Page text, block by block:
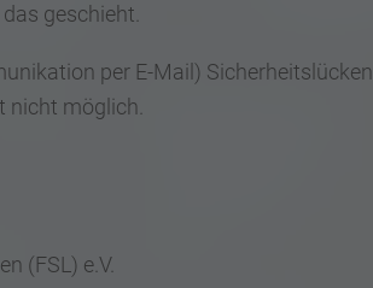
geschieht.
per E-Mail) Sicherheitslücken
nicht möglich.
(FSL) e.V.